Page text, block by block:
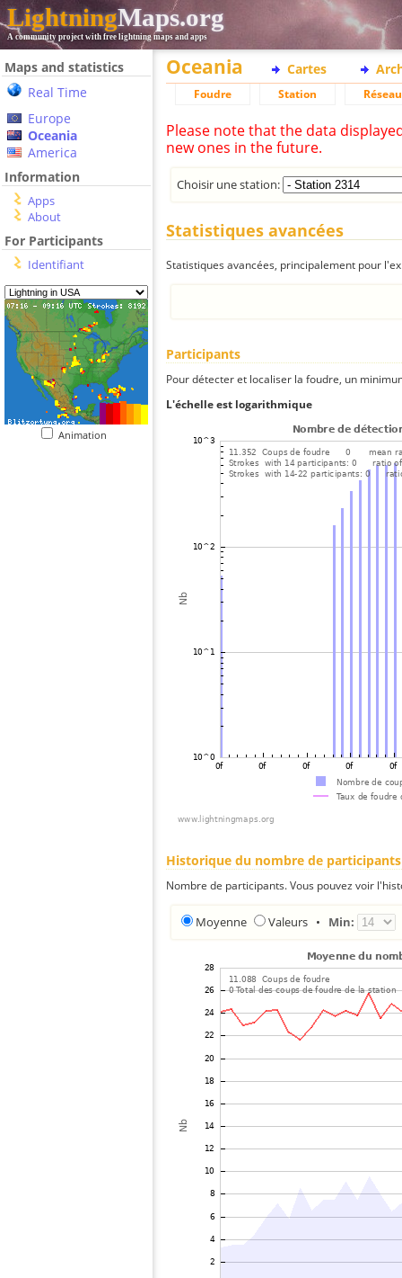
LightningMaps.org
A community project with free lightning maps and apps
Maps and statistics
Real Time
Europe
Oceania
America
Information
Apps
About
For Participants
Identifiant
Animation
Oceania Cartes
Foudre Station Réseau
Please note that the data
new ones in the future.
Choisir une station:
Statistiques avancées
Statistiques avancées, principalement pour
Participants
Pour détecter et localiser la foudre, un
L'échelle est logarithmique
Historique du nombre de participants
Nombre de participants. Vous pouvez voir
Moyenne Valeurs • Min: